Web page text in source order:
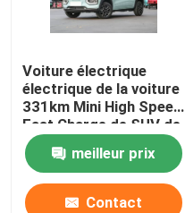
Voiture d'AION EV
Voitures de luxe d'EV
Tricycle électrique de
Voiture actionnée de
Voiture électrique
électrique de la voiture
331km Mini High Speed
Fast Charge de SUV de
boîte nanoe de
DongFengmeilleur prix
Contact